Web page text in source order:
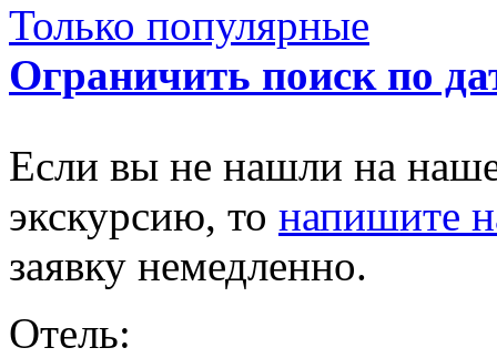
Только популярные
Ограничить поиск по
Если вы не нашли на
экскурсию, то напишите
заявку немедленно.
Отель: